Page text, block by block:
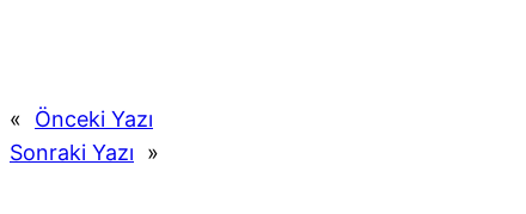
«
Önceki Yazı
Sonraki Yazı
»